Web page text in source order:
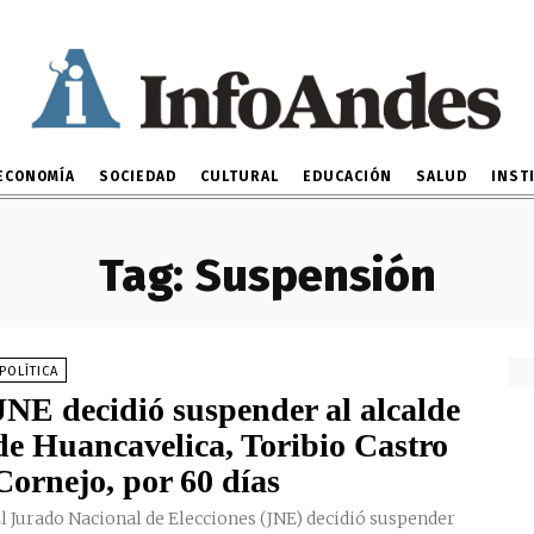
ECONOMÍA SOCIEDAD CULTURAL EDUCACIÓN SALUD
Tag: Suspensión
POLÍTICA
decidió suspender al alcalde
Huancavelica, Toribio Castro
por 60 días
Jurado Nacional de Elecciones (JNE) decidió suspender